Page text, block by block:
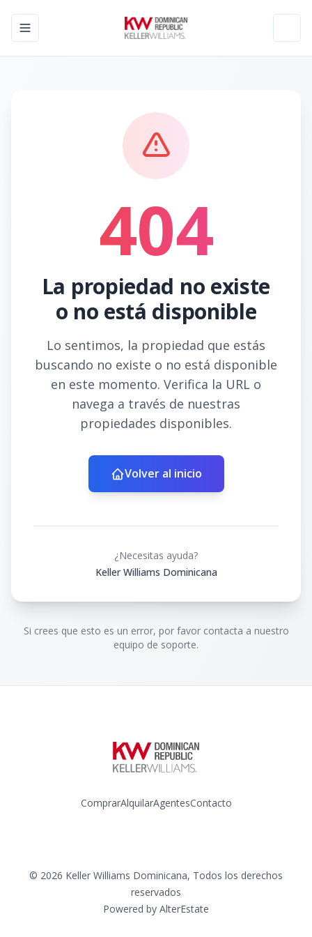
Toggle navigation menu
404
La propiedad no existe
o no está disponible
Lo sentimos, la propiedad que estás
buscando no existe o no está disponible
en este momento. Verifica la URL o
navega a través de nuestras
propiedades disponibles.
Volver al inicio
¿Necesitas ayuda?
Keller Williams Dominicana
Si crees que esto es un error, por favor contacta a nuestro
equipo de soporte.
ComprarAlquilarAgentesContacto
© 2026 Keller Williams Dominicana, Todos los derechos
reservados
Powered by AlterEstate